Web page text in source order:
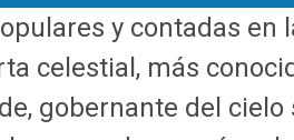
y contadas en
celestial, más
gobernante del